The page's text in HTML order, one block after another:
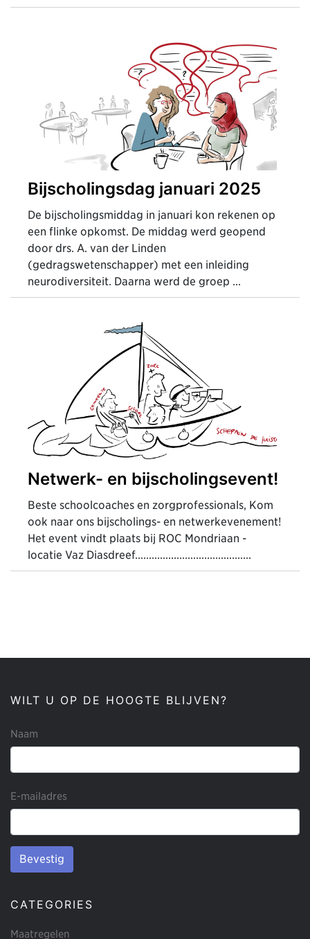
Bijscholingsdag januari 2025
De bijscholingsmiddag in januari kon rekenen op
een flinke opkomst. De middag werd geopend
door drs. A. van der Linden
(gedragswetenschapper) met een inleiding
neurodiversiteit. Daarna werd de groep ...
Netwerk- en bijscholingsevent!
Beste schoolcoaches en zorgprofessionals, Kom
ook naar ons bijscholings- en netwerkevenement!
Het event vindt plaats bij ROC Mondriaan -
locatie Vaz Diasdreef..........................................
WILT U OP DE HOOGTE BLIJVEN?
Naam
E-mailadres
Bevestig
CATEGORIES
Maatregelen